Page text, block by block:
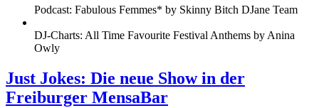
Podcast: Fabulous Femmes* by Skinny Bitch DJane Team
DJ-Charts: All Time Favourite Festival Anthems by Anina
Owly
Just Jokes: Die neue Show in der
Freiburger MensaBar